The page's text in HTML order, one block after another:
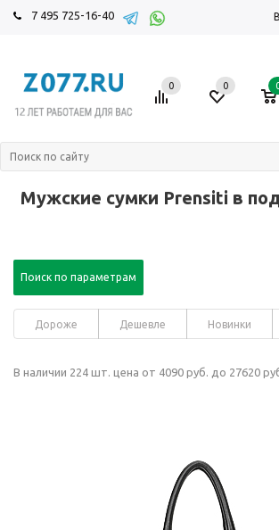
7 495 725-16-40
0 0
Мужские сумки Prensiti в
Поиск по параметрам
Дороже Дешевле Новинки
В наличии 224 шт. цена от 4090 руб. до 27620